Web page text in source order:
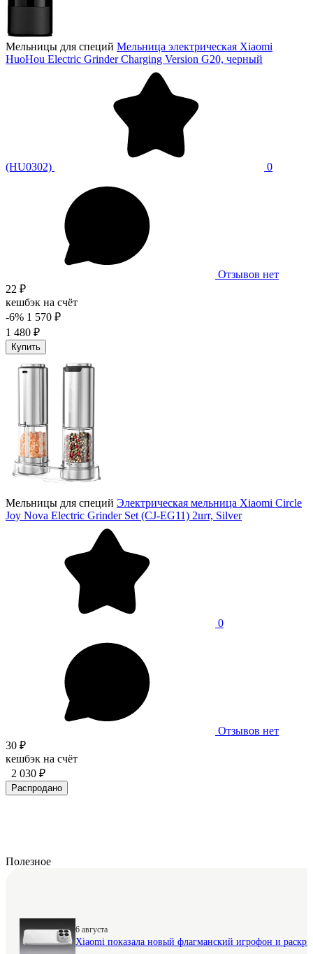
Мельницы для специй Мельница электрическая Xiaomi
HuoHou Electric Grinder Charging Version G20, черный
(HU0302) 0
Отзывов нет
22 ₽
кешбэк на счёт
-6% 1 570 ₽
1 480 ₽
Купить
Мельницы для специй Электрическая мельница Xiaomi Circle
Joy Nova Electric Grinder Set (CJ-EG11) 2шт, Silver
0
Отзывов нет
30 ₽
кешбэк на счёт
2 030 ₽
Распродано
Полезное
6 августа
Xiaomi показала новый флагманский игрофон и